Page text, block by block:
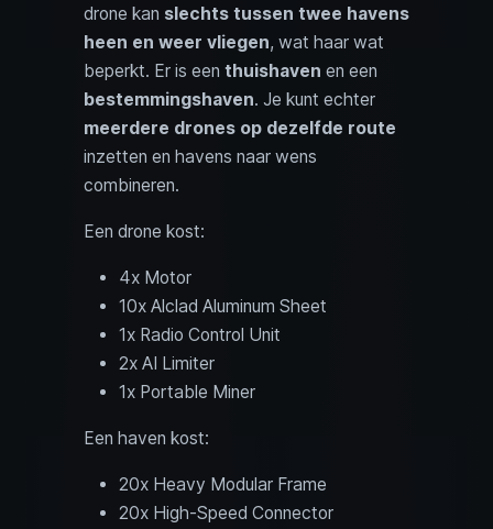
drone kan slechts tussen twee havens
heen en weer vliegen, wat haar wat
beperkt. Er is een thuishaven en een
bestemmingshaven. Je kunt echter
meerdere drones op dezelfde route
inzetten en havens naar wens
combineren.
Een drone kost:
4x Motor
10x Alclad Aluminum Sheet
1x Radio Control Unit
2x AI Limiter
1x Portable Miner
Een haven kost:
20x Heavy Modular Frame
20x High-Speed Connector